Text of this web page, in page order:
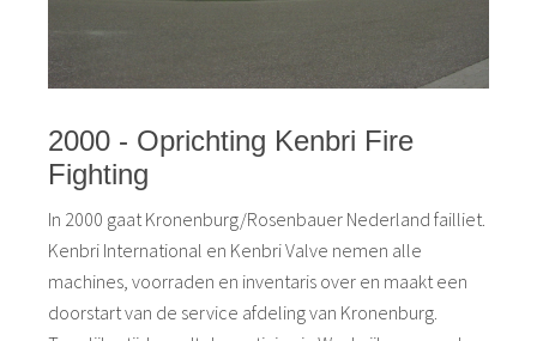
2000 - Oprichting Kenbri Fire
Fighting
In 2000 gaat Kronenburg/Rosenbauer Nederland failliet.
Kenbri International en Kenbri Valve nemen alle
machines, voorraden en inventaris over en maakt een
doorstart van de service afdeling van Kronenburg.